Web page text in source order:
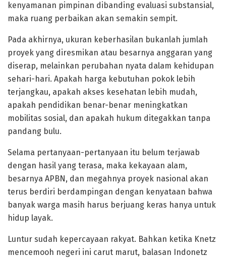
kenyamanan pimpinan dibanding evaluasi substansial,
maka ruang perbaikan akan semakin sempit.
Pada akhirnya, ukuran keberhasilan bukanlah jumlah
proyek yang diresmikan atau besarnya anggaran yang
diserap, melainkan perubahan nyata dalam kehidupan
sehari-hari. Apakah harga kebutuhan pokok lebih
terjangkau, apakah akses kesehatan lebih mudah,
apakah pendidikan benar-benar meningkatkan
mobilitas sosial, dan apakah hukum ditegakkan tanpa
pandang bulu.
Selama pertanyaan-pertanyaan itu belum terjawab
dengan hasil yang terasa, maka kekayaan alam,
besarnya APBN, dan megahnya proyek nasional akan
terus berdiri berdampingan dengan kenyataan bahwa
banyak warga masih harus berjuang keras hanya untuk
hidup layak.
Luntur sudah kepercayaan rakyat. Bahkan ketika Knetz
mencemooh negeri ini carut marut, balasan Indonetz